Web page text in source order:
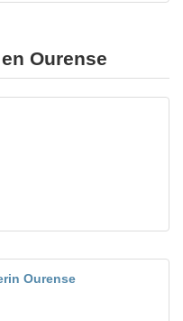
Ourense
Ourense